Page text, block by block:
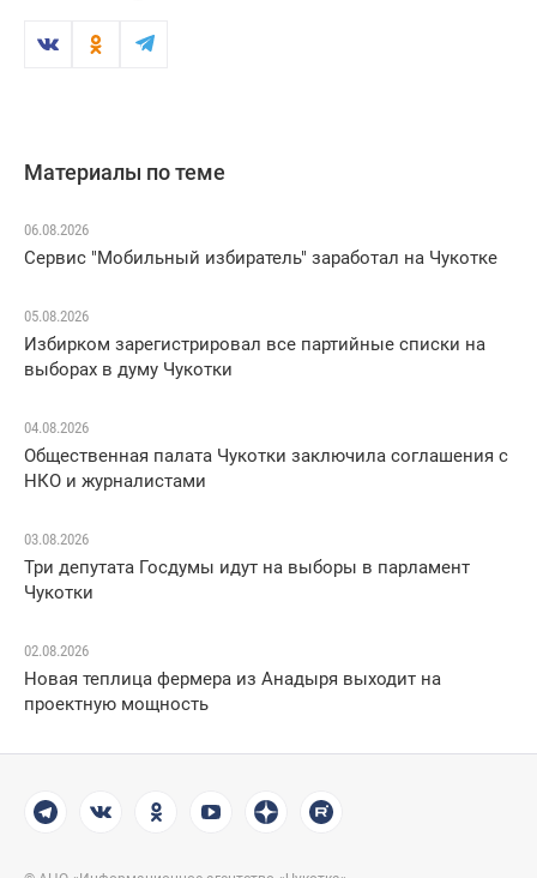
Материалы по теме
06.08.2026
Сервис "Мобильный избиратель" заработал на Чукотке
05.08.2026
Избирком зарегистрировал все партийные списки на
выборах в думу Чукотки
04.08.2026
Общественная палата Чукотки заключила соглашения с
НКО и журналистами
03.08.2026
Три депутата Госдумы идут на выборы в парламент
Чукотки
02.08.2026
Новая теплица фермера из Анадыря выходит на
проектную мощность